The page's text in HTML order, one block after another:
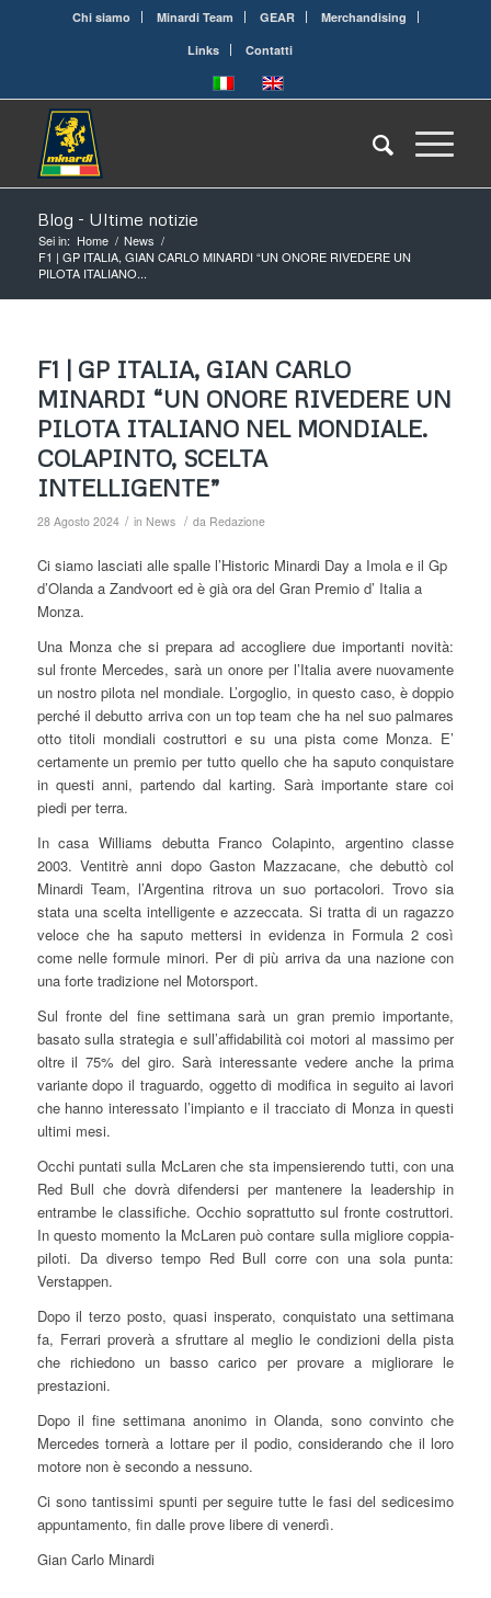
Chi siamo Minardi Team GEAR
Merchandising
Links
Contatti
Blog - Ultime notizie
Sei in: Home / News /
F1 | GP ITALIA, GIAN CARLO MINARDI “UN ONORE RIVEDERE UN
PILOTA ITALIANO...
F1 | GP ITALIA, GIAN CARLO
MINARDI “UN ONORE RIVEDERE UN
PILOTA ITALIANO NEL MONDIALE.
COLAPINTO, SCELTA
INTELLIGENTE”
28 Agosto 2024 / in News / da Redazione
Ci siamo lasciati alle spalle l’Historic Minardi Day a Imola e il Gp
d’Olanda a Zandvoort ed è già ora del Gran Premio d’ Italia a
Monza.
Una Monza che si prepara ad accogliere due importanti novità:
sul fronte Mercedes, sarà un onore per l’Italia avere nuovamente
un nostro pilota nel mondiale. L’orgoglio, in questo caso, è doppio
perché il debutto arriva con un top team che ha nel suo palmares
otto titoli mondiali costruttori e su una pista come Monza. E’
certamente un premio per tutto quello che ha saputo conquistare
in questi anni, partendo dal karting. Sarà importante stare coi
piedi per terra.
In casa Williams debutta Franco Colapinto, argentino classe
2003. Ventitrè anni dopo Gaston Mazzacane, che debuttò col
Minardi Team, l’Argentina ritrova un suo portacolori. Trovo sia
stata una scelta intelligente e azzeccata. Si tratta di un ragazzo
veloce che ha saputo mettersi in evidenza in Formula 2 così
come nelle formule minori. Per di più arriva da una nazione con
una forte tradizione nel Motorsport.
Sul fronte del fine settimana sarà un gran premio importante,
basato sulla strategia e sull’affidabilità coi motori al massimo per
oltre il 75% del giro. Sarà interessante vedere anche la prima
variante dopo il traguardo, oggetto di modifica in seguito ai lavori
che hanno interessato l’impianto e il tracciato di Monza in questi
ultimi mesi.
Occhi puntati sulla McLaren che sta impensierendo tutti, con una
Red Bull che dovrà difendersi per mantenere la leadership in
entrambe le classifiche. Occhio soprattutto sul fronte costruttori.
In questo momento la McLaren può contare sulla migliore coppia-
piloti. Da diverso tempo Red Bull corre con una sola punta:
Verstappen.
Dopo il terzo posto, quasi insperato, conquistato una settimana
fa, Ferrari proverà a sfruttare al meglio le condizioni della pista
che richiedono un basso carico per provare a migliorare le
prestazioni.
Dopo il fine settimana anonimo in Olanda, sono convinto che
Mercedes tornerà a lottare per il podio, considerando che il loro
motore non è secondo a nessuno.
Ci sono tantissimi spunti per seguire tutte le fasi del sedicesimo
appuntamento, fin dalle prove libere di venerdì.
Gian Carlo Minardi